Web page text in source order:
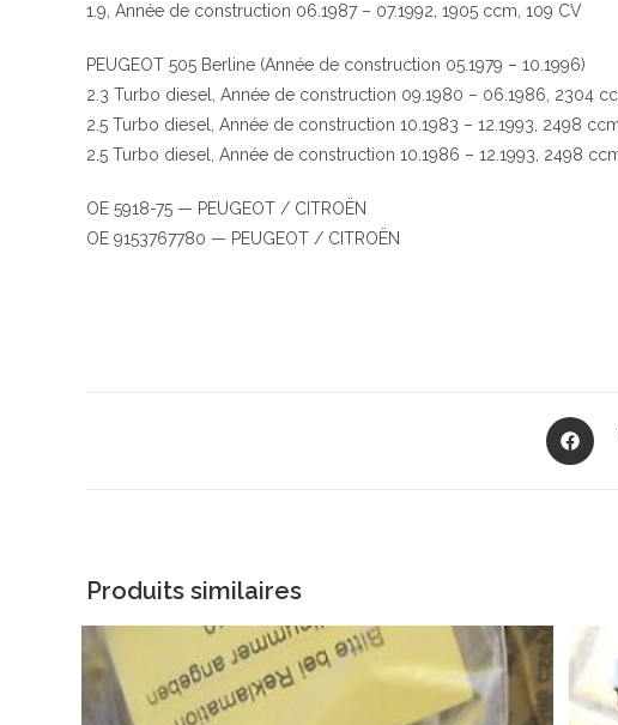
1.9, Année de construction 06.1987 – 07.1992, 1905 ccm, 109 CV
PEUGEOT 505 Berline (Année de construction 05.1979 – 10.1996)
2.3 Turbo diesel, Année de construction 09.1980 – 06.1986, 2304
2.5 Turbo diesel, Année de construction 10.1983 – 12.1993, 2498
2.5 Turbo diesel, Année de construction 10.1986 – 12.1993, 2498
OE 5918-75 — PEUGEOT / CITROËN
OE 9153767780 — PEUGEOT / CITROËN
Opens
in
Produits similaires